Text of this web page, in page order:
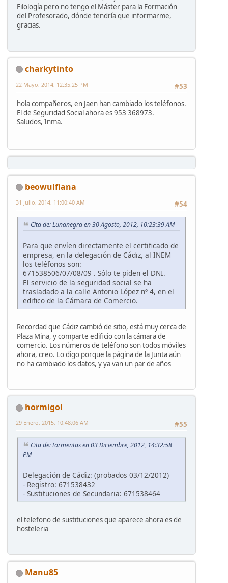
Filología pero no tengo el Máster para la Formación
del Profesorado, dónde tendría que informarme,
gracias.
charkytinto
#53
22 Mayo, 2014, 12:35:25 PM
hola compañeros, en Jaen han cambiado los teléfonos.
El de Seguridad Social ahora es 953 368973.
Saludos, Inma.
beowulfiana
#54
31 Julio, 2014, 11:00:40 AM
Cita de: Lunanegra en 30 Agosto, 2012, 10:23:39 AM
Para que envíen directamente el certificado de
empresa, en la delegación de Cádiz, al INEM
los teléfonos son:
671538506/07/08/09 . Sólo te piden el DNI.
El servicio de la seguridad social se ha
trasladado a la calle Antonio López nº 4, en el
edifico de la Cámara de Comercio.
Recordad que Cádiz cambió de sitio, está muy cerca de
Plaza Mina, y comparte edificio con la cámara de
comercio. Los números de teléfono son todos móviles
ahora, creo. Lo digo porque la página de la Junta aún
no ha cambiado los datos, y ya van un par de años
hormigol
#55
29 Enero, 2015, 10:48:06 AM
Cita de: tormentas en 03 Diciembre, 2012, 14:32:58
PM
Delegación de Cádiz: (probados 03/12/2012)
- Registro: 671538432
- Sustituciones de Secundaria: 671538464
el telefono de sustituciones que aparece ahora es de
hosteleria
Manu85